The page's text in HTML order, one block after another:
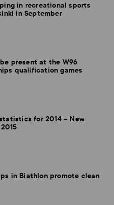
in recreational sports
in September
present at the W96
qualification games
for 2014 – New
in Biathlon promote clean